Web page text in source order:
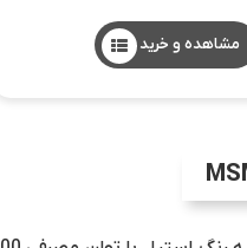
مشاهده و خرید